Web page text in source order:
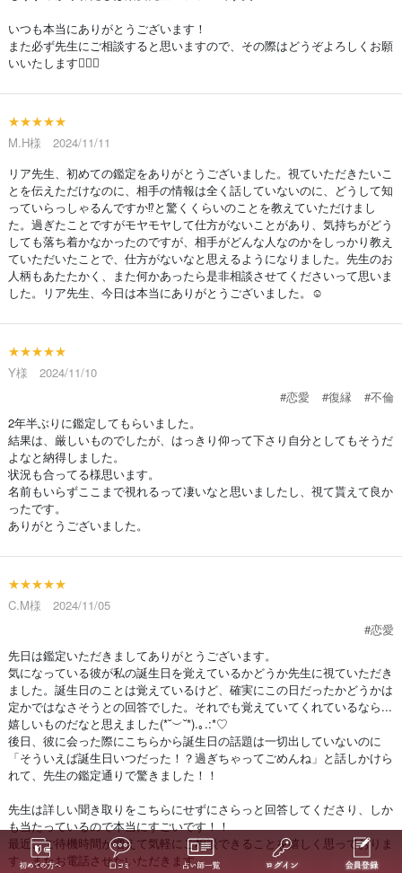
いつも本当にありがとうございます！
また必ず先生にご相談すると思いますので、その際はどうぞよろしくお願
いいたします🙇🏻‍♀️
★★★★★
M.H様 2024/11/11
リア先生、初めての鑑定をありがとうございました。視ていただきたいこ
とを伝えただけなのに、相手の情報は全く話していないのに、どうして知
っていらっしゃるんですか⁉︎と驚くくらいのことを教えていただけまし
た。過ぎたことですがモヤモヤして仕方がないことがあり、気持ちがどう
しても落ち着かなかったのですが、相手がどんな人なのかをしっかり教え
ていただいたことで、仕方がないなと思えるようになりました。先生のお
人柄もあたたかく、また何かあったら是非相談させてくださいって思いま
した。リア先生、今日は本当にありがとうございました。☺️
★★★★★
Y様 2024/11/10
#恋愛
#復縁
#不倫
2年半ぶりに鑑定してもらいました。
結果は、厳しいものでしたが、はっきり仰って下さり自分としてもそうだ
よなと納得しました。
状況も合ってる様思います。
名前もいらずここまで視れるって凄いなと思いましたし、視て貰えて良か
ったです。
ありがとうございました。
★★★★★
C.M様 2024/11/05
#恋愛
先日は鑑定いただきましてありがとうございます。
気になっている彼が私の誕生日を覚えているかどうか先生に視ていただき
ました。誕生日のことは覚えているけど、確実にこの日だったかどうかは
定かではなさそうとの回答でした。それでも覚えていてくれているなら...
嬉しいものだなと思えました(*˘︶˘*).｡.:*♡
後日、彼に会った際にこちらから誕生日の話題は一切出していないのに
「そういえば誕生日いつだった！？過ぎちゃってごめんね」と話しかけら
れて、先生の鑑定通りで驚きました！！
先生は詳しい聞き取りをこちらにせずにさらっと回答してくださり、しか
も当たっているので本当にすごいです！！
最近、ご待機時間が増えて気軽にご相談できることを嬉しく思っておりま
す。またお電話させたいただきます。